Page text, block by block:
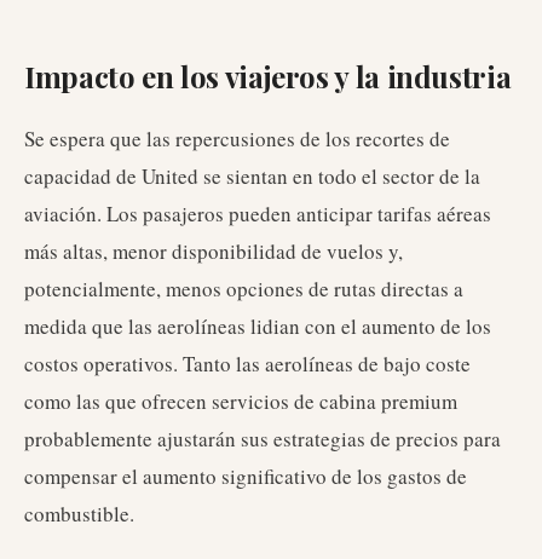
Impacto en los viajeros y la industria
Se espera que las repercusiones de los recortes de
capacidad de United se sientan en todo el sector de la
aviación. Los pasajeros pueden anticipar tarifas aéreas
más altas, menor disponibilidad de vuelos y,
potencialmente, menos opciones de rutas directas a
medida que las aerolíneas lidian con el aumento de los
costos operativos. Tanto las aerolíneas de bajo coste
como las que ofrecen servicios de cabina premium
probablemente ajustarán sus estrategias de precios para
compensar el aumento significativo de los gastos de
combustible.